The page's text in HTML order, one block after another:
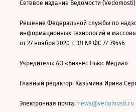
Сетевое издание Ведомости (Vedomosti)
Решение Федеральной службы по
информационных технологий и
от 27 ноября 2020 г. ЭЛ № ФС 77-79546
Учредитель: АО «Бизнес Ньюс Медиа»
Главный редактор: Казьмина Ирина
Электронная почта: news@vedomosti.ru